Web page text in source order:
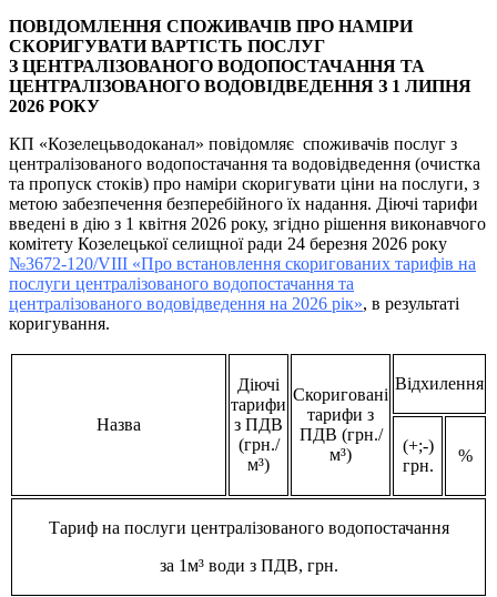
ПОВІДОМЛЕННЯ СПОЖИВАЧІВ ПРО НАМІРИ
СКОРИГУВАТИ ВАРТІСТЬ ПОСЛУГ
З ЦЕНТРАЛІЗОВАНОГО ВОДОПОСТАЧАННЯ ТА
ЦЕНТРАЛІЗОВАНОГО ВОДОВІДВЕДЕННЯ З 1 ЛИПНЯ
2026 РОКУ
КП «Козелецьводоканал» повідомляє споживачів послуг з
централізованого водопостачання та водовідведення (очистка
та пропуск стоків) про наміри скоригувати ціни на послуги, з
метою забезпечення безперебійного їх надання. Діючі тарифи
введені в дію з 1 квітня 2026 року, згідно рішення виконавчого
комітету Козелецької селищної ради 24 березня 2026 року
№3672-120/VIII «Про встановлення скоригованих тарифів на
послуги централізованого водопостачання та
централізованого водовідведення на 2026 рік», в результаті
коригування.
Назва
Діючі
тарифи
з ПДВ
(грн./
м³)
Скориговані
тарифи з
ПДВ (грн./
м³)
Відхилення
(+;-)
грн.
%
Тариф на послуги централізованого водопостачання
за 1м³ води з ПДВ, грн.